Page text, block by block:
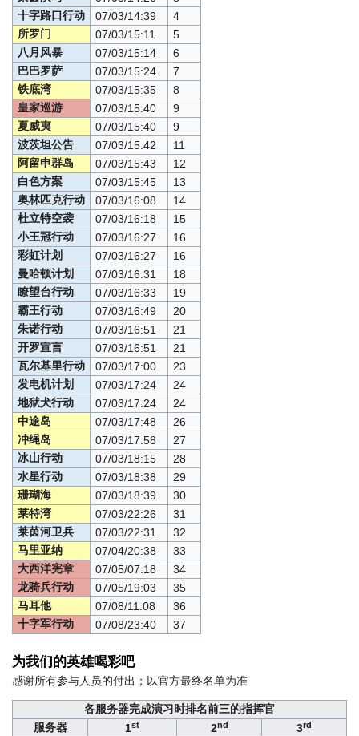
十字路口行动
07/03/14:39
4
所罗门
07/03/15:11
5
八月风暴
07/03/15:14
6
巴巴罗萨
07/03/15:24
7
铁底湾
07/03/15:35
8
皇家巡游
07/03/15:40
9
夏威夷
07/03/15:40
9
波茨坦公告
07/03/15:42
11
阿留申群岛
07/03/15:43
12
白色方案
07/03/15:45
13
奥林匹克行动
07/03/16:08
14
杜立特空袭
07/03/16:18
15
小王冠行动
07/03/16:27
16
彩虹计划
07/03/16:27
16
曼哈顿计划
07/03/16:31
18
瞭望台行动
07/03/16:33
19
霸王行动
07/03/16:49
20
朱诺行动
07/03/16:51
21
开罗宣言
07/03/16:51
21
瓦尔基里行动
07/03/17:00
23
发电机计划
07/03/17:24
24
地狱犬行动
07/03/17:24
24
中途岛
07/03/17:48
26
冲绳岛
07/03/17:58
27
冰山行动
07/03/18:15
28
水星行动
07/03/18:38
29
珊瑚海
07/03/18:39
30
莱特湾
07/03/22:26
31
莱茵河卫兵
07/03/22:31
32
马里亚纳
07/04/20:38
33
大西洋宪章
07/05/07:18
34
龙骑兵行动
07/05/19:03
35
马耳他
07/08/11:08
36
十字军行动
07/08/23:40 37
为我们的英雄喝彩吧
感谢所有参与人员的付出；以官方最终名单为准
各服务器完成演习时排名前三的指挥官
服务器
1st 2nd 3rd